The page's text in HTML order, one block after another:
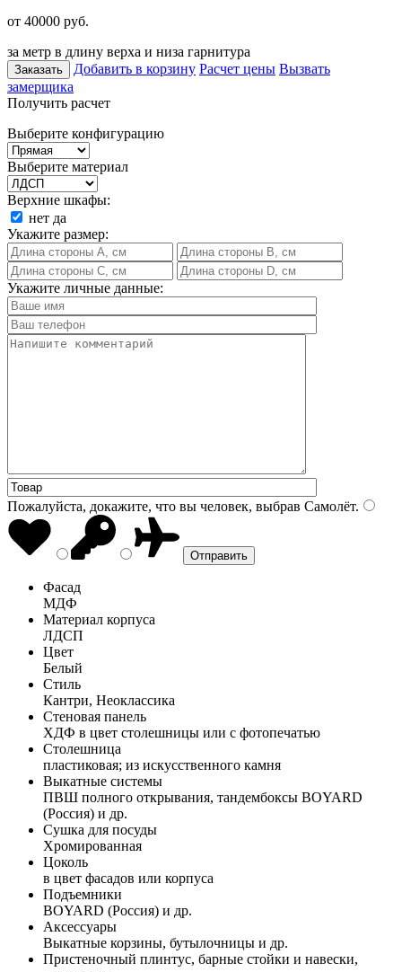
от 40000 руб.
за метр в длину верха и низа гарнитура
Заказать Добавить в корзину Расчет цены Вызвать
замерщика
Получить расчет
Выберите конфигурацию
Выберите материал
Верхние шкафы:
нет да
Укажите размер:
Укажите личные данные:
Пожалуйста, докажите, что вы человек, выбрав Самолёт.
Фасад
МДФ
Материал корпуса
ЛДСП
Цвет
Белый
Стиль
Кантри, Неоклассика
Стеновая панель
ХДФ в цвет столешницы или с фотопечатью
Столешница
пластиковая; из искусственного камня
Выкатные системы
ПВШ полного открывания, тандембоксы BOYARD
(Россия) и др.
Сушка для посуды
Хромированная
Цоколь
в цвет фасадов или корпуса
Подъемники
BOYARD (Россия) и др.
Аксессуары
Выкатные корзины, бутылочницы и др.
Пристеночный плинтус, барные стойки и навески,